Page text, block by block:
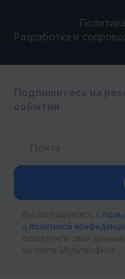
Разработка и
политикой